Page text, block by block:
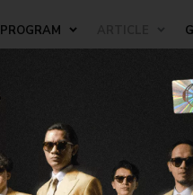
PROGRAM